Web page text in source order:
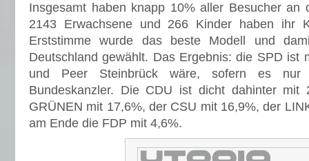
Insgesamt haben knapp 10% aller Besucher an
2143 Erwachsene und 266 Kinder haben ihr
Erststimme wurde das beste Modell und
Deutschland gewählt. Das Ergebnis: die SPD ist
und Peer Steinbrück wäre, sofern es
Bundeskanzler. Die CDU ist dicht dahinter mit
GRÜNEN mit 17,6%, der CSU mit 16,9%, der
am Ende die FDP mit 4,6%.